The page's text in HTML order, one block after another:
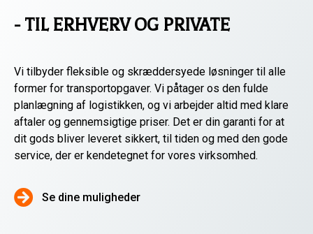
- TIL ERHVERV OG PRIVATE
Vi tilbyder fleksible og skræddersyede løsninger til alle
former for transportopgaver. Vi påtager os den fulde
planlægning af logistikken, og vi arbejder altid med klare
aftaler og gennemsigtige priser. Det er din garanti for at
dit gods bliver leveret sikkert, til tiden og med den gode
service, der er kendetegnet for vores virksomhed.
Se dine muligheder